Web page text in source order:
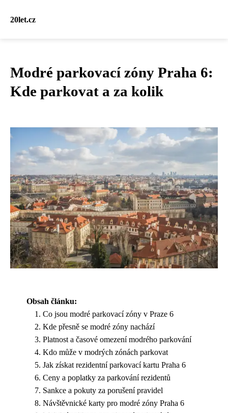
20let.cz
Modré parkovací zóny Praha 6:
Kde parkovat a za kolik
Obsah článku:
Co jsou modré parkovací zóny v Praze 6
Kde přesně se modré zóny nachází
Platnost a časové omezení modrého parkování
Kdo může v modrých zónách parkovat
Jak získat rezidentní parkovací kartu Praha 6
Ceny a poplatky za parkování rezidentů
Sankce a pokuty za porušení pravidel
Návštěvnické karty pro modré zóny Praha 6